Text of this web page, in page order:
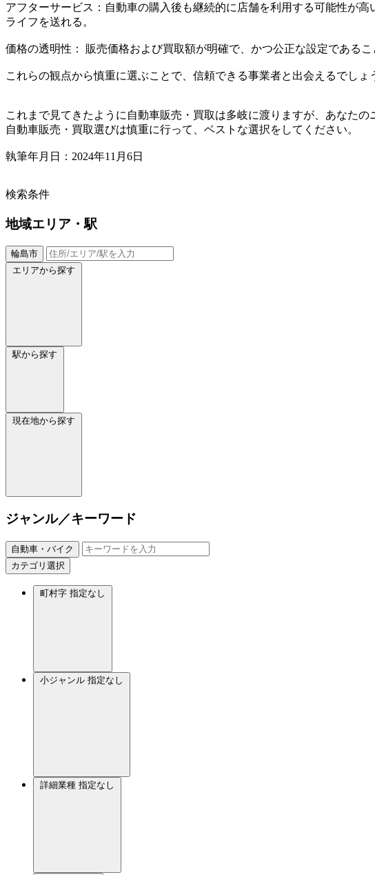
アフターサービス：自動車の購入後も継続的に店舗を利用する可能性が
ライフを送れる。
価格の透明性： 販売価格および買取額が明確で、かつ公正な設定である
これらの観点から慎重に選ぶことで、信頼できる事業者と出会えるでしょ
これまで見てきたように自動車販売・買取は多岐に渡りますが、あなたの
自動車販売・買取選びは慎重に行って、ベストな選択をしてください。
執筆年月日：2024年11月6日
検索条件
地域エリア・駅
輪島市
エリアから探す
駅から探す
現在地から探す
ジャンル／キーワード
自動車・バイク
カテゴリ選択
町村字 指定なし
小ジャンル 指定なし
詳細業種 指定なし